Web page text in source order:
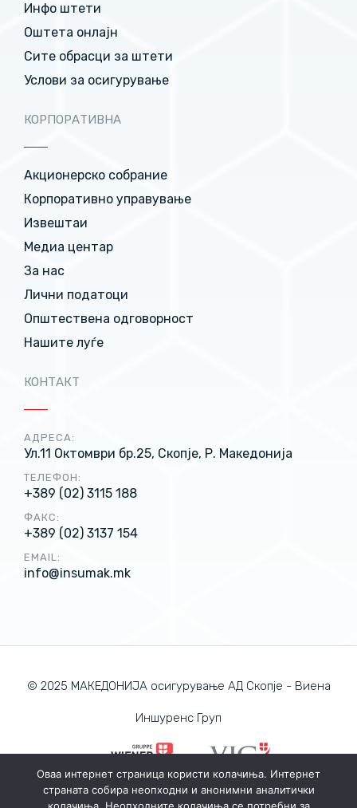
Инфо штети
Оштета онлајн
Сите обрасци за штети
Услови за осигурување
КОРПОРАТИВНА
Акционерско собрание
Корпоративно управување
Извештаи
Медиа центар
За нас
Лични податоци
Општествена одговорност
Нашите луѓе
КОНТАКТ
АДРЕСА:
Ул.11 Октомври бр.25, Скопје, Р. Македонија
ТЕЛЕФОН:
+389 (02) 3115 188
ФАКС:
+389 (02) 3137 154
EMAIL:
info@insumak.mk
© 2025 МАКЕДОНИЈА осигурување АД Скопје - Виена
Иншуренс Груп
ПОЛИТИКА ЗА ПРИВАТНОСТ
Оваа интернет страница користи колачиња. Интернет
страната собира неопходни и анонимни аналитички